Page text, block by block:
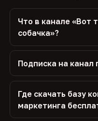
Что в канале «Вот
собачка»?
Подписка на канал
Где скачать базу
маркетинга